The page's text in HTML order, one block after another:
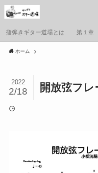
指弾きギター道場とは 第１章
ホーム
開放弦フ
2022
2/18